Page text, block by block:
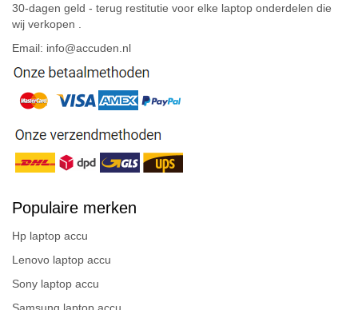
30-dagen geld - terug restitutie voor elke laptop onderdelen die
wij verkopen .
Email: info@accuden.nl
Populaire merken
Hp laptop accu
Lenovo laptop accu
Sony laptop accu